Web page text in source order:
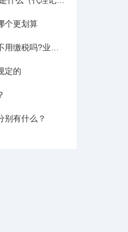
个更划算
?业务流程是什么
定的
别有什么？